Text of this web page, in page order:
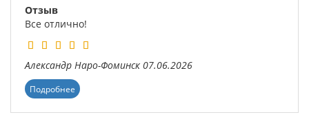
Отзыв
Все отлично!
Александр Наро-Фоминск 07.06.2026
Подробнее